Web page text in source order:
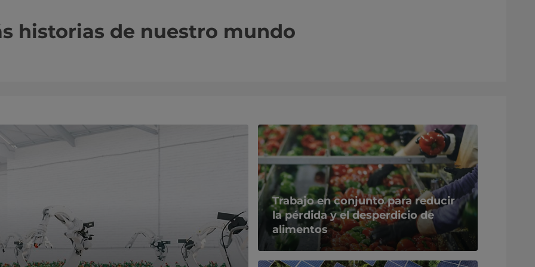
historias de nuestro mundo
Trabajo en conjunto para reducir
la pérdida y el desperdicio de
alimentos